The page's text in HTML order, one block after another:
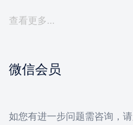
查看更多…
微信会员
如您有进一步问题需咨询，